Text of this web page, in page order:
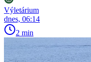
Výletárium
dnes, 06:14
2 min